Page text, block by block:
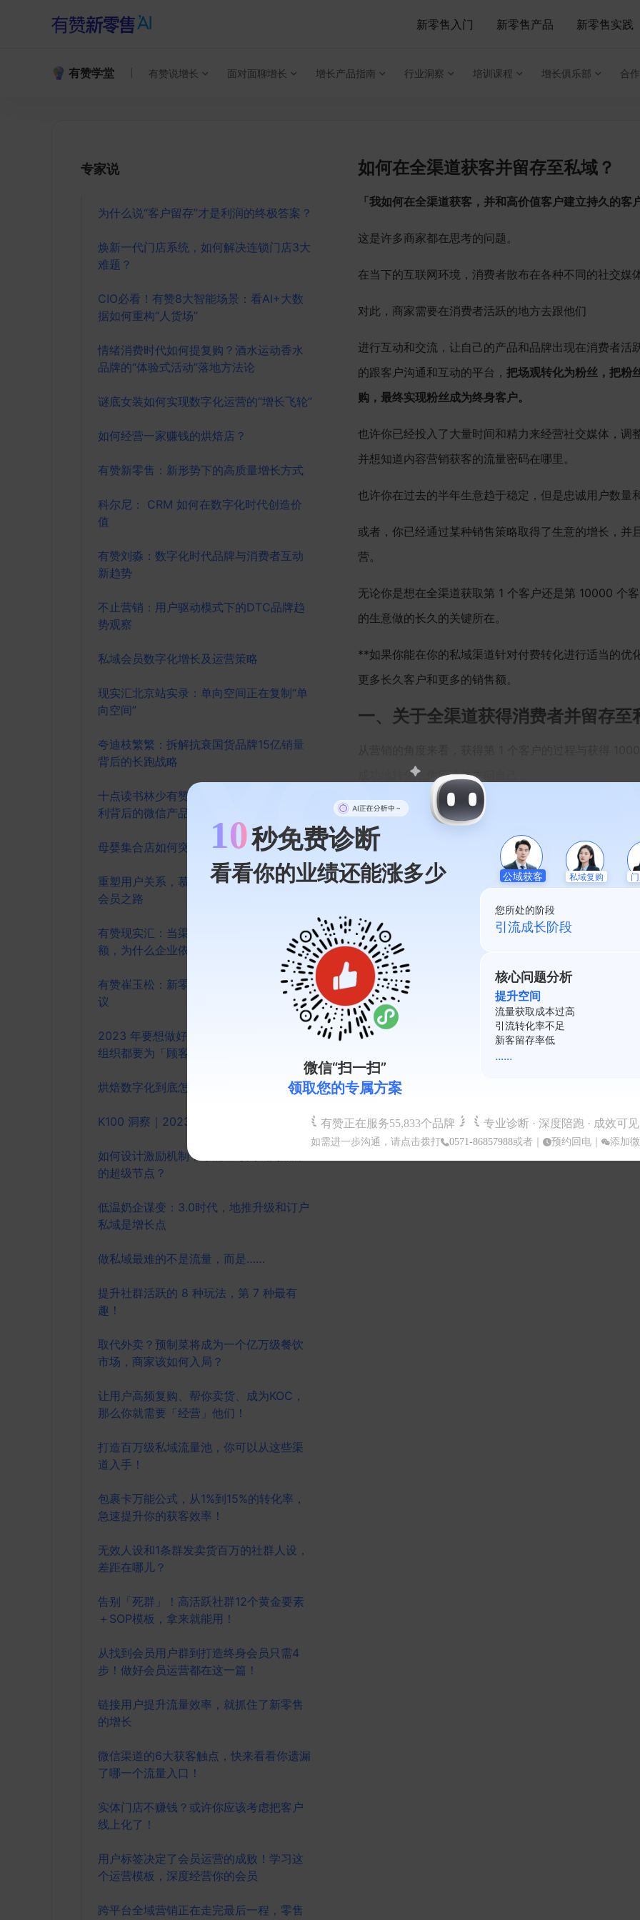
10秒免费诊断
看看你的业绩还能涨多少
微信“扫一扫”
领取您的专属方案
公域获客 私域复购
您所处的阶段
私域起盘阶段
核心问题分析
提升空间
复购率不足
会员活跃度低
裂变系数差
......
有赞正在服务55,833个品牌 专业诊断 · 深度陪跑 · 成效可见
如需进一步沟通，请点击拨打 0571-86857988或者｜ 预约回电｜ 添加
新零售入门 新零售产品 新零售实践
有赞学堂 有赞说增长 面对面聊增长 增长产品指南 行业洞察 培训课程 增长俱乐部 合
专家说
为什么说“客户留存”才是利润的终极答案？
焕新一代门店系统，如何解决连锁门店3大
难题？
CIO必看！有赞8大智能场景：看AI+大数
据如何重构“人货场”
情绪消费时代如何提复购？酒水运动香水
品牌的“体验式活动”落地方法论
谜底女装如何实现数字化运营的“增长飞轮”
如何经营一家赚钱的烘焙店？
有赞新零售：新形势下的高质量增长方式
科尔尼： CRM 如何在数字化时代创造价
值
有赞刘淼：数字化时代品牌与消费者互动
新趋势
不止营销：用户驱动模式下的DTC品牌趋
势观察
私域会员数字化增长及运营策略
现实汇北京站实录：单向空间正在复制“单
向空间”
夸迪枝繁繁：拆解抗衰国货品牌15亿销量
背后的长跑战略
十点读书林少有赞现实汇分享：视频号红
利背后的微信产品观
母婴集合店如何突围新零售
重塑用户关系，慕涛揭秘 Kappa 的数字化
会员之路
有赞现实汇：当渠道商贡献七成以上销售
额，为什么企业依旧要做DTC转型？
有赞崔玉松：新零售业务落地的8条避坑建
议
2023 年要想做好服饰门店生意，每一级
组织都要为「顾客回店」而努力
烘焙数字化到底怎么做
K100 洞察｜2023 年私域经营的四大趋势
如何设计激励机制，才能让导购成为品牌
的超级节点？
低温奶企谋变：3.0时代，地推升级和订户
私域是增长点
做私域最难的不是流量，而是……
提升社群活跃的 8 种玩法，第 7 种最有
趣！
取代外卖？预制菜将成为一个亿万级餐饮
市场，商家该如何入局？
让用户高频复购、帮你卖货、成为KOC，
那么你就需要「经营」他们！
打造百万级私域流量池，你可以从这些渠
道入手！
包裹卡万能公式，从1%到15%的转化率，
急速提升你的获客效率！
无效人设和1条群发卖货百万的社群人设，
差距在哪儿？
告别「死群」！高活跃社群12个黄金要素
＋SOP模板，拿来就能用！
从找到会员用户群到打造终身会员只需4
步！做好会员运营都在这一篇！
链接用户提升流量效率，就抓住了新零售
的增长
微信渠道的6大获客触点，快来看看你遗漏
了哪一个流量入口！
实体门店不赚钱？或许你应该考虑把客户
线上化了！
用户标签决定了会员运营的成败！学习这
个运营模板，深度经营你的会员
跨平台全域营销正在走完最后一程，零售
如何在全渠道获客并留存至私域？
「我如何在全渠道获客，并和高价值客户建立持久的客
这是许多商家都在思考的问题。
在当下的互联网环境，消费者散布在各种不同的社交
对此，商家需要在消费者活跃的地方去跟他们
进行互动和交流，让自己的产品和品牌出现在消费者
的跟客户沟通和互动的平台， 把场观转化为粉丝，把粉
购，最终实现粉丝成为终身客户。
也许你已经投入了大量时间和精力来经营社交媒体，
并想知道内容营销获客的流量密码在哪里。
也许你在过去的半年生意趋于稳定，但是忠诚用户数量
或者，你已经通过某种销售策略取得了生意的增长，并
营。
无论你是想在全渠道获取第 1 个客户还是第 10000 个
的生意做的长久的关键所在。
**如果你能在你的私域渠道针对付费转化进行适当的
更多长久客户和更多的销售额。
一、关于全渠道获得消费者并留存至
成功地转化，你应该首先问自己：